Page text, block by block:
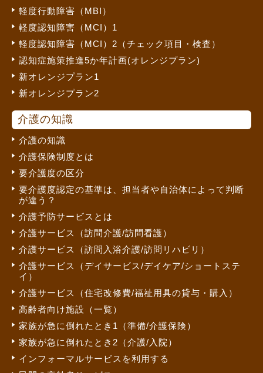
軽度行動障害（MBI）
軽度認知障害（MCI）1
軽度認知障害（MCI）2（チェック項目・検査）
認知症施策推進5か年計画(オレンジプラン)
新オレンジプラン1
新オレンジプラン2
介護の知識
介護の知識
介護保険制度とは
要介護度の区分
要介護度認定の基準は、担当者や自治体によって判断
が違う？
介護予防サービスとは
介護サービス（訪問介護/訪問看護）
介護サービス（訪問入浴介護/訪問リハビリ）
介護サービス（デイサービス/デイケア/ショートステ
イ）
介護サービス（住宅改修費/福祉用具の貸与・購入）
高齢者向け施設（一覧）
家族が急に倒れたとき1（準備/介護保険）
家族が急に倒れたとき2（介護/入院）
インフォーマルサービスを利用する